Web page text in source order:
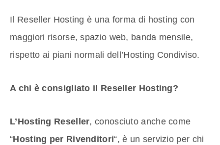
Il Reseller Hosting è una forma di hosting con
maggiori risorse, spazio web, banda mensile,
rispetto ai piani normali dell’Hosting Condiviso.
A chi è consigliato il Reseller Hosting?
L’Hosting Reseller, conosciuto anche come
“Hosting per Rivenditori“, è un servizio per chi